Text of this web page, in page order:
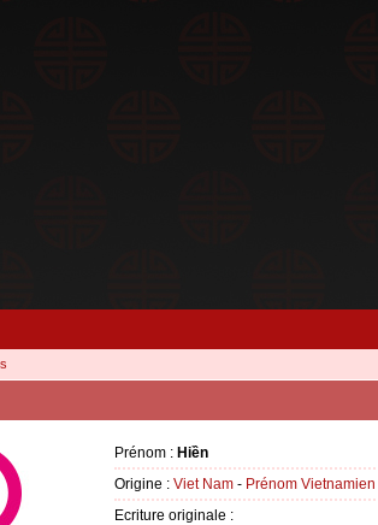
Prénom : Hiền
Origine : Viet Nam - Prénom Vietnamien
Ecriture originale :